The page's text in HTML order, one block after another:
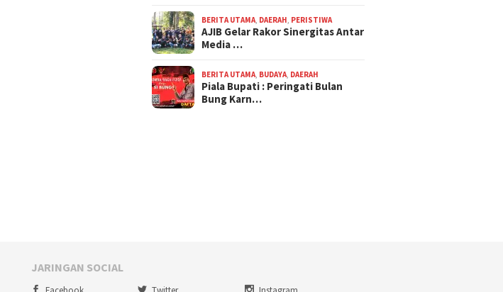
BERITA UTAMA DAERAH PERISTIWA
AJIB Gelar Rakor Sinergitas Antar
Media …
BERITA UTAMA BUDAYA DAERAH
Piala Bupati : Peringati Bulan
Bung Karn…
JARINGAN SOCIAL